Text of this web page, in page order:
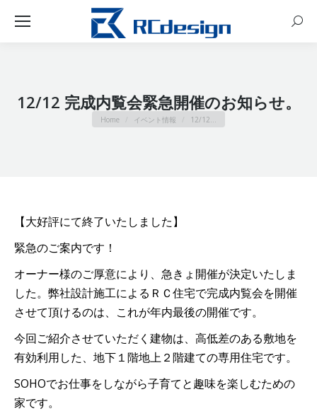
12/12 完成内覧会緊急開催のお知らせ。
You are here:
Home イベント情報 12/12…
【大好評にて終了いたしました】
緊急のご案内です！
オーナー様のご厚意により、急きょ開催が決定いたしま
した。弊社設計施工によるＲＣ住宅で完成内覧会を開催
させて頂けるのは、これが年内最後の開催です。
今回ご紹介させていただく建物は、高低差のある敷地を
有効利用した、地下１階地上２階建ての専用住宅です。
SOHOでお仕事をしながら子育てと趣味を楽しむための
家です。